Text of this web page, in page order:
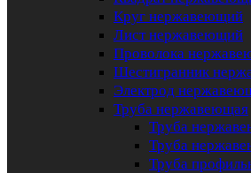
Круг нержавеющий
Лист нержавеющий
Проволока
Шестигранник
Электрод
Труба нержавеющая
Труба
Труба
Труба